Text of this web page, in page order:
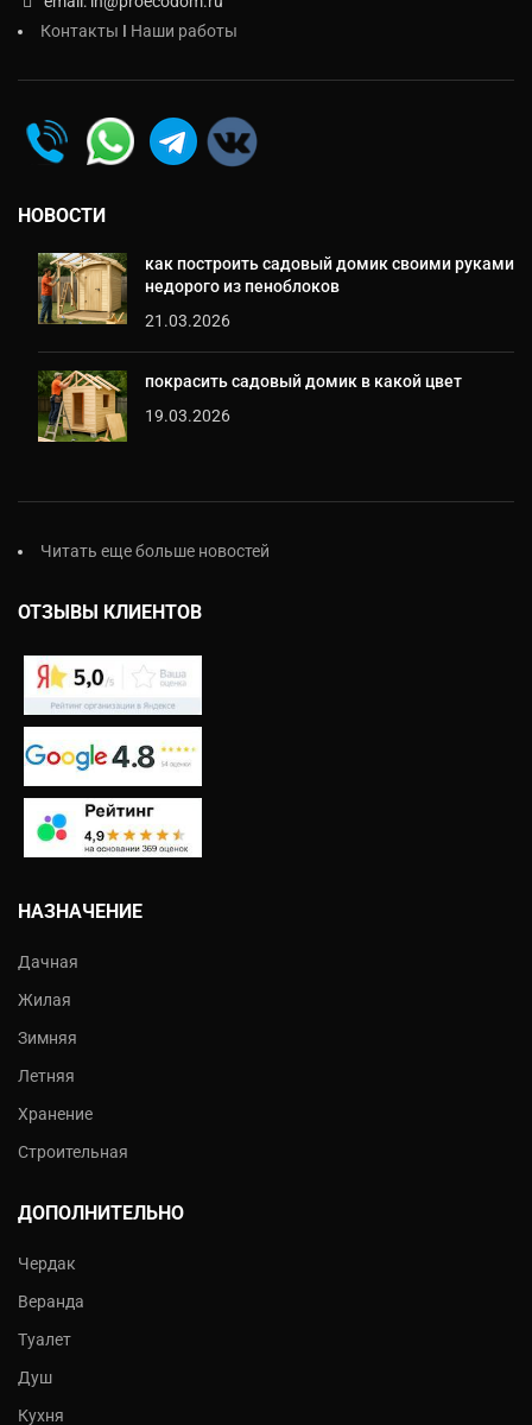
Контакты I Наши работы
НОВОСТИ
как построить садовый домик своими руками
недорого из пеноблоков
21.03.2026
покрасить садовый домик в какой цвет
19.03.2026
Читать еще больше новостей
ОТЗЫВЫ КЛИЕНТОВ
НАЗНАЧЕНИЕ
Дачная
Жилая
Зимняя
Летняя
Хранение
Строительная
ДОПОЛНИТЕЛЬНО
Чердак
Веранда
Туалет
Душ
Кухня